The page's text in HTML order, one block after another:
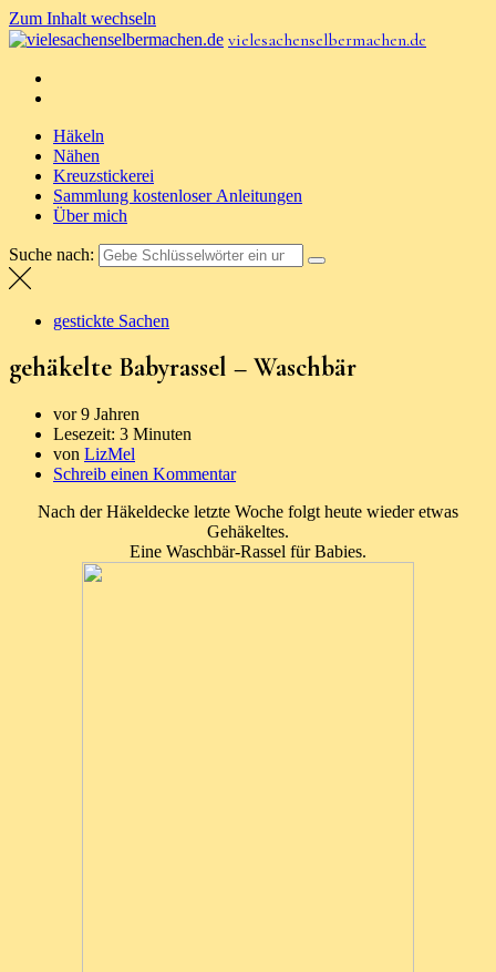
Zum Inhalt wechseln
vielesachenselbermachen.de
Häkeln
Nähen
Kreuzstickerei
Sammlung kostenloser Anleitungen
Über mich
Suche nach:
gestickte Sachen
gehäkelte Babyrassel – Waschbär
vor 9 Jahren
Lesezeit: 3 Minuten
von LizMel
Schreib einen Kommentar
Nach der Häkeldecke letzte Woche folgt heute wieder etwas
Gehäkeltes.
Eine Waschbär-Rassel für Babies.